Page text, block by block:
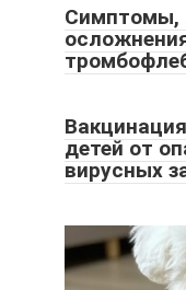
Симптомы,
детей от
вирусных